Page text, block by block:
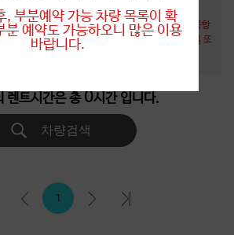
두시간 이후부터 설정
09 : 00 ~ PM 18:00 사무실 반납 후 호텔 또는 공항
드리며, PM 19 :00 ~ AM 04:00 야간 반납은 호텔 또
렌트시간은총 0시간 입니다.
차량검색
1
, 부분예약 가능 차량 목록이 확
분 예약도 가능하오니 많은 이용
바랍니다.